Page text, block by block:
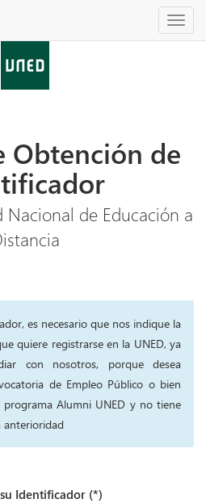
Obtención de
Nacional de Educación a
es necesario que nos indique la
quiere registrarse en la UNED, ya
con nosotros, porque desea
de Empleo Público o bien
programa Alumni UNED y no tiene
anterioridad
Identificador (*)